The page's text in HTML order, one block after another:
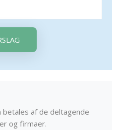
betales af de deltagende
og firmaer.